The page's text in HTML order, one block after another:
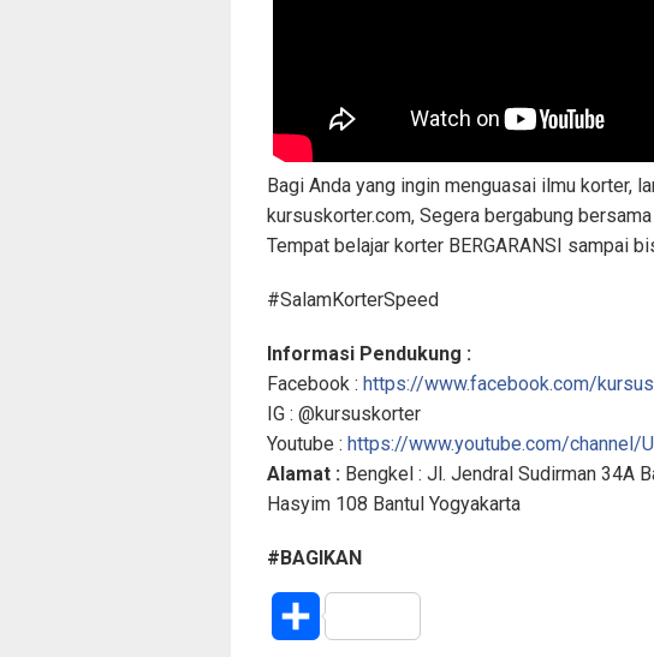
Bagi Anda yang ingin menguasai ilmu korter,
kursuskorter.com, Segera bergabung
Tempat belajar korter BERGARANSI sampai
#SalamKorterSpeed
Informasi Pendukung :
Facebook : https://www.facebook.com/
IG : @kursuskorter
Youtube : https://www.youtube.com/channel/
Alamat : Bengkel : Jl. Jendral Sudirman 34A
Hasyim 108 Bantul Yogyakarta
#BAGIKAN
S